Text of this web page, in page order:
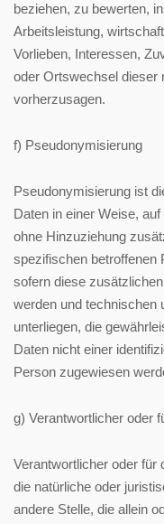
beziehen, zu bewerten,
Arbeitsleistung,
Vorlieben, Interessen,
oder Ortswechsel dieser
vorherzusagen.
f) Pseudonymisierung
Pseudonymisierung ist
Daten in einer Weise,
ohne Hinzuziehung
spezifischen betroffenen
sofern diese
werden und technischen
unterliegen, die
Daten nicht einer
Person zugewiesen
g) Verantwortlicher oder
Verantwortlicher oder für
die natürliche oder
andere Stelle, die allein